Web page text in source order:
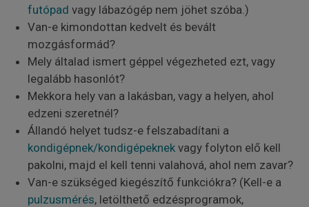
futópad vagy lábazógép nem jöhet szóba.)
Van-e kimondottan kedvelt és bevált
mozgásformád?
Mely általad ismert géppel végezheted ezt, vagy
legalább hasonlót?
Mekkora hely van a lakásban, vagy a helyen, ahol
edzeni szeretnél?
Állandó helyet tudsz-e felszabadítani a
kondigépnek/kondigépeknek vagy folyton elő kell
pakolni, majd el kell tenni valahová, ahol nem zavar?
Van-e szükséged kiegészítő funkciókra? (Kell-e a
pulzusmérés, letölthető edzésprogramok,